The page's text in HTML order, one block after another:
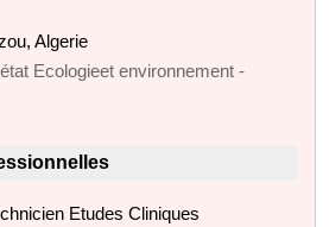
Algerie
Ecologieet environnement -
Etudes Cliniques